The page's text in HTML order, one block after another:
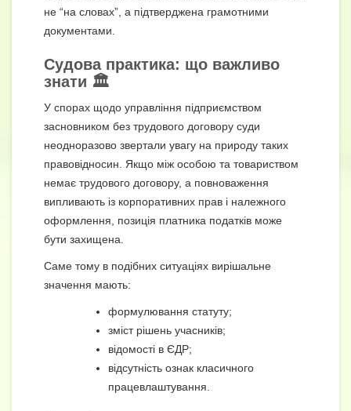
не “на словах”, а підтверджена грамотними
документами.
Судова практика: що важливо
знати 🏛️
У спорах щодо управління підприємством
засновником без трудового договору суди
неодноразово звертали увагу на природу таких
правовідносин. Якщо між особою та товариством
немає трудового договору, а повноваження
випливають із корпоративних прав і належного
оформлення, позиція платника податків може
бути захищена.
Саме тому в подібних ситуаціях вирішальне
значення мають:
формулювання статуту;
зміст рішень учасників;
відомості в ЄДР;
відсутність ознак класичного
працевлаштування.